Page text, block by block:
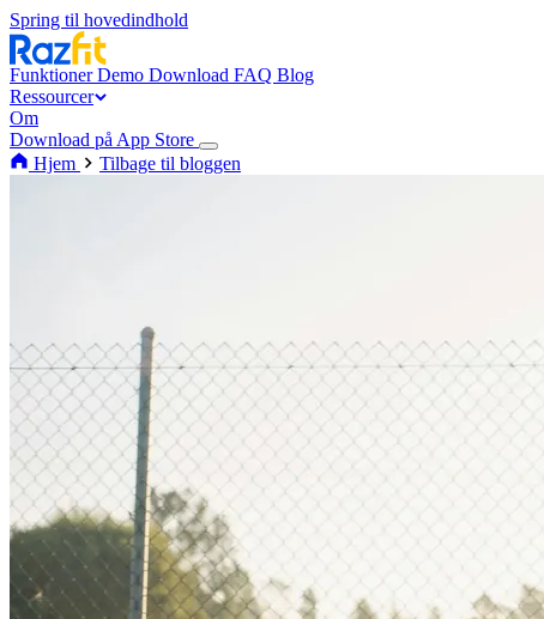
Spring til hovedindhold
FunktionerDemo Download FAQ Blog
Ressourcer
Om
Download på App Store
Hjem
Tilbage til bloggen